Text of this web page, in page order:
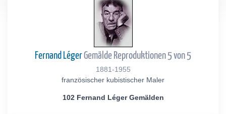
Fernand LégerGemälde Reproduktionen 5 von 5
1881-1955
französischer kubistischer Maler
102 Fernand Léger Gemälden